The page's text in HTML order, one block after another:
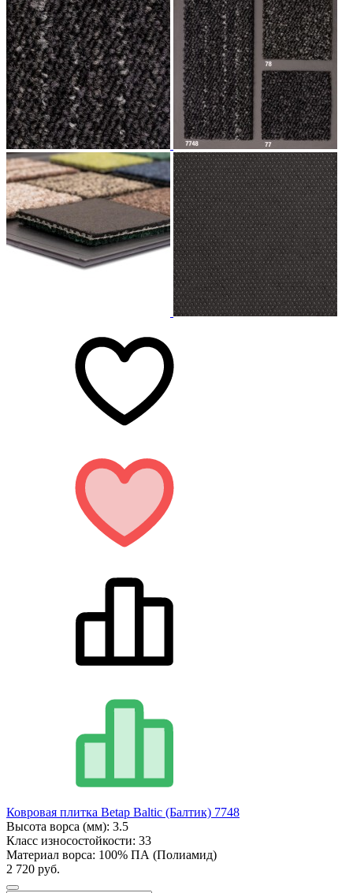
Ковровая плитка Betap Baltic (Балтик) 7748
Высота ворса (мм): 3.5
Класс износостойкости: 33
Материал ворса: 100% ПА (Полиамид)
2 720 руб.